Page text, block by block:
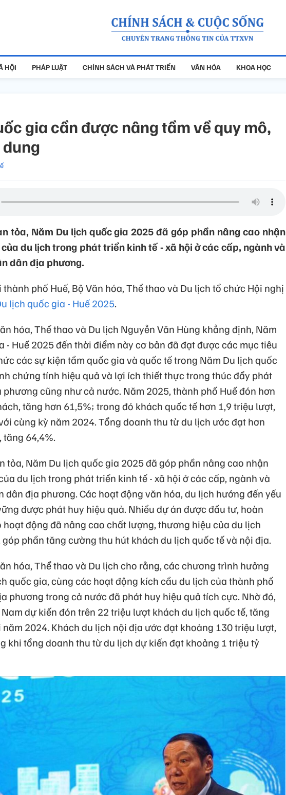
HỘI PHÁP LUẬT CHÍNH SÁCH VÀ PHÁT TRIỂN VĂN HÓA KHOA HỌC
gia cần được nâng tầm về quy mô,
tỏa, Năm Du lịch quốc gia 2025 đã góp phần nâng cao nhận
du lịch trong phát triển kinh tế - xã hội ở các cấp, ngành và
dân địa phương.
phố Huế, Bộ Văn hóa, Thể thao và Du lịch tổ chức Hội nghị
lịch quốc gia - Huế 2025.
hóa, Thể thao và Du lịch Nguyễn Văn Hùng khẳng định, Năm
- Huế 2025 đến thời điểm này cơ bản đã đạt được các mục tiêu
các sự kiện tầm quốc gia và quốc tế trong Năm Du lịch quốc
chứng tính hiệu quả và lợi ích thiết thực trong thúc đẩy phát
cũng như cả nước. Năm 2025, thành phố Huế đón hơn
tăng hơn 61,5%; trong đó khách quốc tế hơn 1,9 triệu lượt,
cùng kỳ năm 2024. Tổng doanh thu từ du lịch ước đạt hơn
tăng 64,4%.
tỏa, Năm Du lịch quốc gia 2025 đã góp phần nâng cao nhận
du lịch trong phát triển kinh tế - xã hội ở các cấp, ngành và
dân địa phương. Các hoạt động văn hóa, du lịch hướng đến yếu
được phát huy hiệu quả. Nhiều dự án được đầu tư, hoàn
hoạt động đã nâng cao chất lượng, thương hiệu của du lịch
góp phần tăng cường thu hút khách du lịch quốc tế và nội địa.
hóa, Thể thao và Du lịch cho rằng, các chương trình hưởng
quốc gia, cùng các hoạt động kích cầu du lịch của thành phố
phương trong cả nước đã phát huy hiệu quả tích cực. Nhờ đó,
dự kiến đón trên 22 triệu lượt khách du lịch quốc tế, tăng
năm 2024. Khách du lịch nội địa ước đạt khoảng 130 triệu lượt,
khi tổng doanh thu từ du lịch dự kiến đạt khoảng 1 triệu tỷ